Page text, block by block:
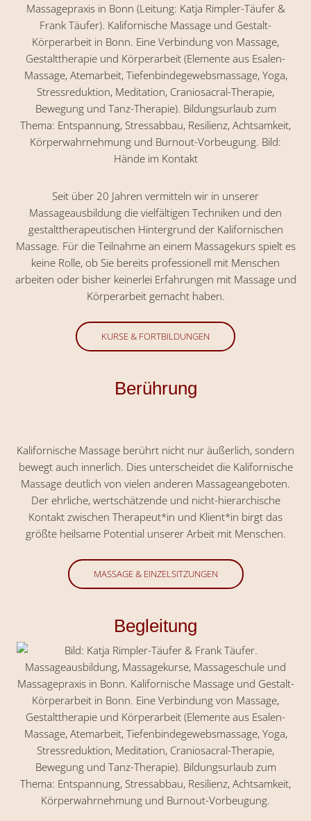
Seit über 20 Jahren vermitteln wir in unserer
Massageausbildung die vielfältigen Techniken und den
gestalttherapeutischen Hintergrund der Kalifornischen
Massage. Für die Teilnahme an einem Massagekurs spielt es
keine Rolle, ob Sie bereits professionell mit Menschen
arbeiten oder bisher keinerlei Erfahrungen mit Massage und
Körperarbeit gemacht haben.
KURSE & FORTBILDUNGEN
Berührung
Kalifornische Massage berührt nicht nur äußerlich, sondern
bewegt auch innerlich. Dies unterscheidet die Kalifornische
Massage deutlich von vielen anderen Massageangeboten.
Der ehrliche, wertschätzende und nicht-hierarchische
Kontakt zwischen Therapeut*in und Klient*in birgt das
größte heilsame Potential unserer Arbeit mit Menschen.
MASSAGE & EINZELSITZUNGEN
Begleitung